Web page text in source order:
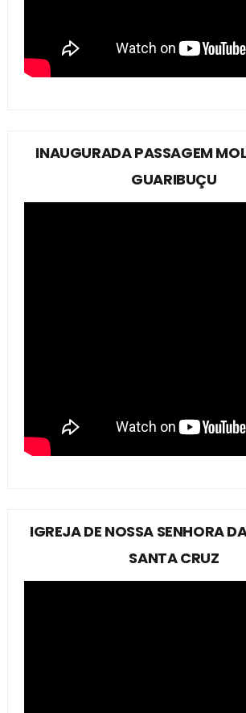
INAUGURADA PASSAGEM
GUARIBUÇU
IGREJA DE NOSSA SENHORA
SANTA CRUZ